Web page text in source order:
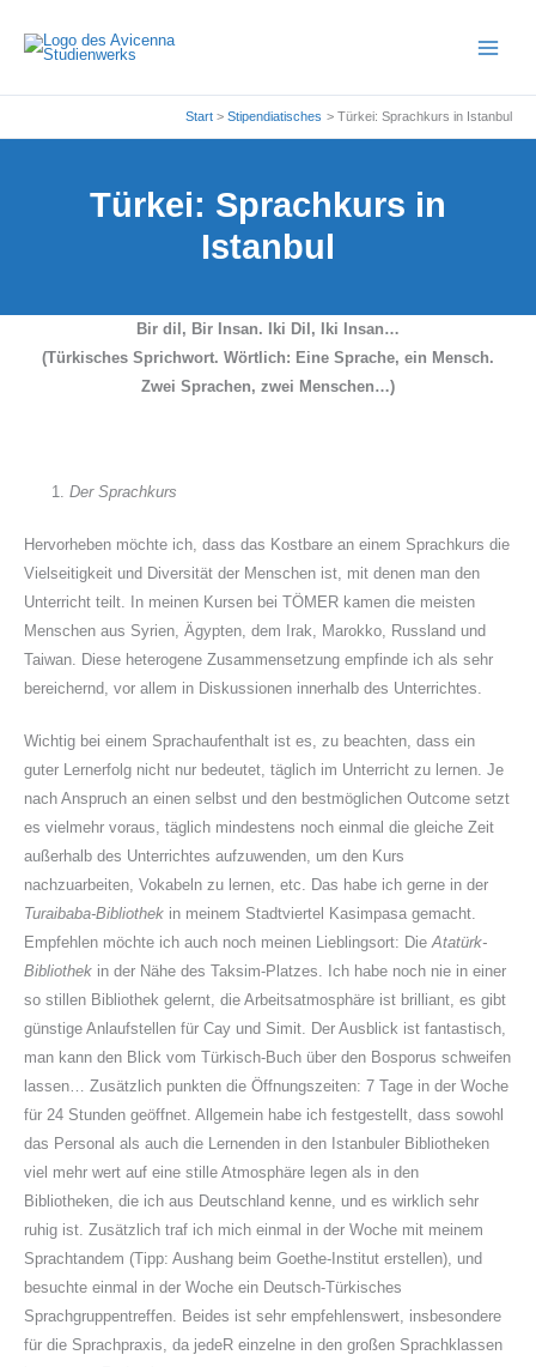
Inhalt
Start Stipendiatisches Türkei: Sprachkurs in Istanbul
Türkei: Sprachkurs in
Istanbul
Bir dil, Bir Insan. Iki Dil, Iki Insan…
(Türkisches Sprichwort. Wörtlich: Eine Sprache, ein Mensch.
Zwei Sprachen, zwei Menschen…)
Der Sprachkurs
Hervorheben möchte ich, dass das Kostbare an einem Sprachkurs die
Vielseitigkeit und Diversität der Menschen ist, mit denen man den
Unterricht teilt. In meinen Kursen bei TÖMER kamen die meisten
Menschen aus Syrien, Ägypten, dem Irak, Marokko, Russland und
Taiwan. Diese heterogene Zusammensetzung empfinde ich als sehr
bereichernd, vor allem in Diskussionen innerhalb des Unterrichtes.
Wichtig bei einem Sprachaufenthalt ist es, zu beachten, dass ein
guter Lernerfolg nicht nur bedeutet, täglich im Unterricht zu lernen. Je
nach Anspruch an einen selbst und den bestmöglichen Outcome setzt
es vielmehr voraus, täglich mindestens noch einmal die gleiche Zeit
außerhalb des Unterrichtes aufzuwenden, um den Kurs
nachzuarbeiten, Vokabeln zu lernen, etc. Das habe ich gerne in der
Turaibaba-Bibliothek in meinem Stadtviertel Kasimpasa gemacht.
Empfehlen möchte ich auch noch meinen Lieblingsort: DieAtatürk-
Bibliothek in der Nähe des Taksim-Platzes. Ich habe noch nie in einer
so stillen Bibliothek gelernt, die Arbeitsatmosphäre ist brilliant, es gibt
günstige Anlaufstellen für Cay und Simit. Der Ausblick ist fantastisch,
man kann den Blick vom Türkisch-Buch über den Bosporus schweifen
lassen… Zusätzlich punkten die Öffnungszeiten: 7 Tage in der Woche
für 24 Stunden geöffnet. Allgemein habe ich festgestellt, dass sowohl
das Personal als auch die Lernenden in den Istanbuler Bibliotheken
viel mehr wert auf eine stille Atmosphäre legen als in den
Bibliotheken, die ich aus Deutschland kenne, und es wirklich sehr
ruhig ist. Zusätzlich traf ich mich einmal in der Woche mit meinem
Sprachtandem (Tipp: Aushang beim Goethe-Institut erstellen), und
besuchte einmal in der Woche ein Deutsch-Türkisches
Sprachgruppentreffen. Beides ist sehr empfehlenswert, insbesondere
für die Sprachpraxis, da jedeR einzelne in den großen Sprachklassen